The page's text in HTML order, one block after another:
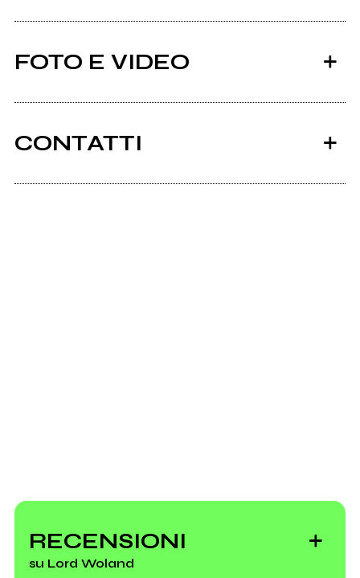
2020 2016
FOTO E VIDEO
CONTATTI
RECENSIONI
su Lord Woland